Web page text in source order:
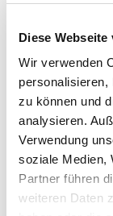
Diese
Wir verwenden
personalisieren,
zu können und
analysieren.
Verwendung
soziale Medien,
Partner führen
weiteren Daten
OG -
Im Felde 20
52249
OG -
Am
52477